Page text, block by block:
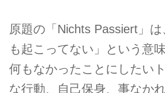
原題の「Nichts Passiert」
も起こってない」という意味
何もなかったことにしたい
な行動、自己保身、事なか